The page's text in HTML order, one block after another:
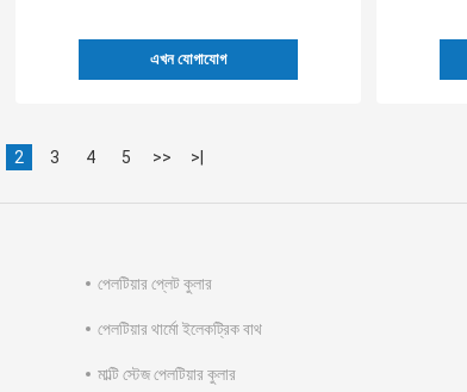
এখন যোগাযোগ
2 3 4 5 >> >|
পেলটিয়ার প্লেট কুলার
পেলটিয়ার থার্মো ইলেকট্রিক বাথ
মাল্টি স্টেজ পেলটিয়ার কুলার